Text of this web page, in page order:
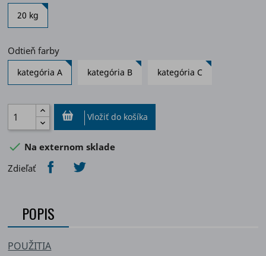
20 kg
Odtieň farby
kategória A kategória B kategória C
Vložiť do košíka
 Na externom sklade
Zdieľať
POPIS
POUŽITIA